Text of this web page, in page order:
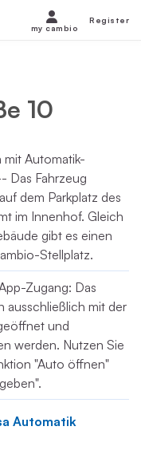
10
Automatik-
Das Fahrzeug
dem Parkplatz des
im Innenhof. Gleich
gibt es einen
Stellplatz.
Zugang: Das
ausschließlich mit der
und
werden. Nutzen Sie
"Auto öffnen"
Automatik
my cambio
Register